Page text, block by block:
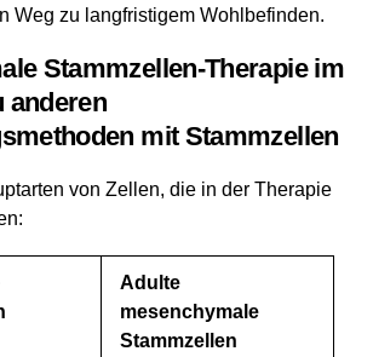
Weg zu langfristigem Wohlbefinden.
Stammzellen-Therapie im
anderen
mit Stammzellen
von Zellen, die in der Therapie
Adulte
mesenchymale
Stammzellen